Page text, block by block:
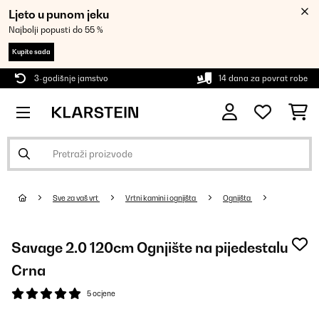
Ljeto u punom jeku
Najbolji popusti do 55 %
Kupite sada
3-godišnje jamstvo 14 dana za povrat robe
Sve za vaš vrt Vrtni kamini i ognjišta Ognjišta
Savage 2.0 120cm Ognjište na pijedestalu
Crna
5 ocjene